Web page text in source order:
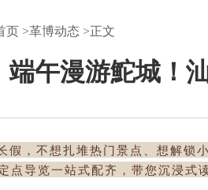
页 >革博动态 >正文
端午漫游鮀城！
假，不想扎堆热门景点、想解
点导览一站式配齐，带您沉浸式